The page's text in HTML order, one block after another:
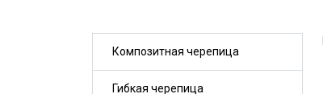
Композитная черепица
Гибкая черепица